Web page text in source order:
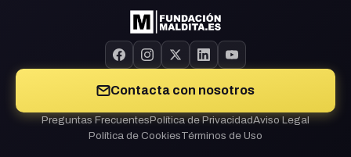
Contacta con nosotros
Preguntas FrecuentesPolítica de PrivacidadAviso Legal
Política de CookiesTérminos de Uso